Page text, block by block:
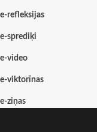
e-refleksijas
e-sprediķi
e-video
e-viktorīnas
e-ziņas